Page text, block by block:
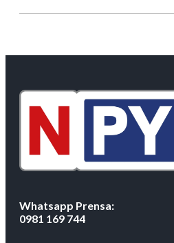
Whatsapp Prensa:
0981 169 744